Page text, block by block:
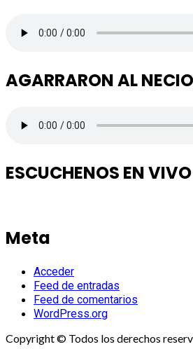
AGARRARON AL
ESCUCHENOS EN
Meta
Acceder
Feed de entradas
Feed de comentarios
WordPress.org
Copyright © Todos los derechos